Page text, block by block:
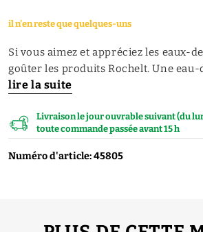
il n'en reste que quelques-uns
Si vous aimez et appréciez les eaux-
goûter les produits Rochelt. Une eau-
lire la suite
Livraison le jour ouvrable suivant (du
toute commande passée avant 15 h
Numéro d'article: 45805